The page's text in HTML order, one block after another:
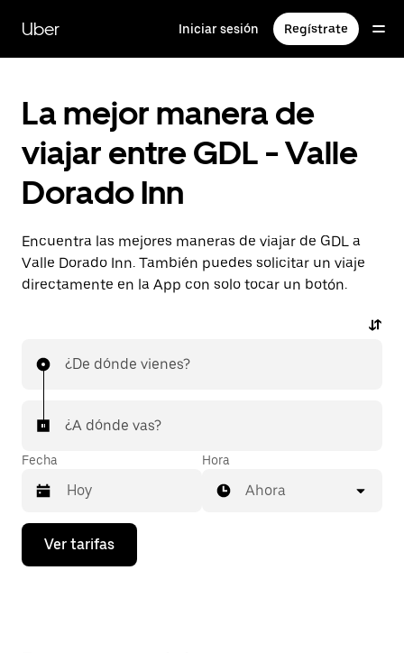
contenido
principal
Uber Iniciar sesión Regístrate
La mejor manera de
viajar entre GDL - Valle
Dorado Inn
Encuentra las mejores maneras de viajar de GDL a
Valle Dorado Inn. También puedes solicitar un viaje
directamente en la App con solo tocar un botón.
¿De dónde vienes?
¿A dónde vas?
Fecha
Presiona
flecha
Hora
Ahora
Ver tarifas